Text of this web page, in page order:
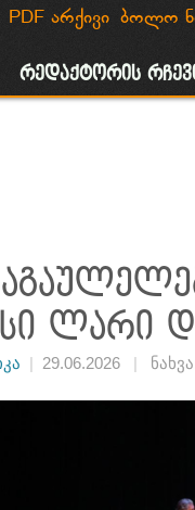
PDF არქივი ბოლო
რედაქტორის
ლარი
| 29.06.2026 |